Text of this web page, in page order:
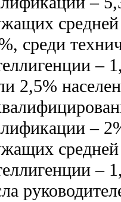
среди
–
2,5%
–
–